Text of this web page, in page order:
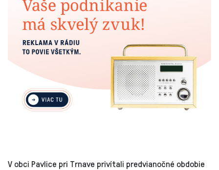
V obci Pavlice pri Trnave privítali predvianočné obdobie